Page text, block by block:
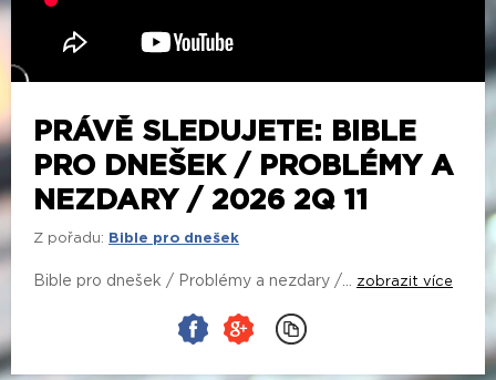
PRÁVĚ SLEDUJETE: BIBLE
PRO DNEŠEK / PROBLÉMY A
NEZDARY / 2026 2Q 11
Z pořadu: Bible pro dnešek
Bible pro dnešek / Problémy a nezdary /... zobrazit více